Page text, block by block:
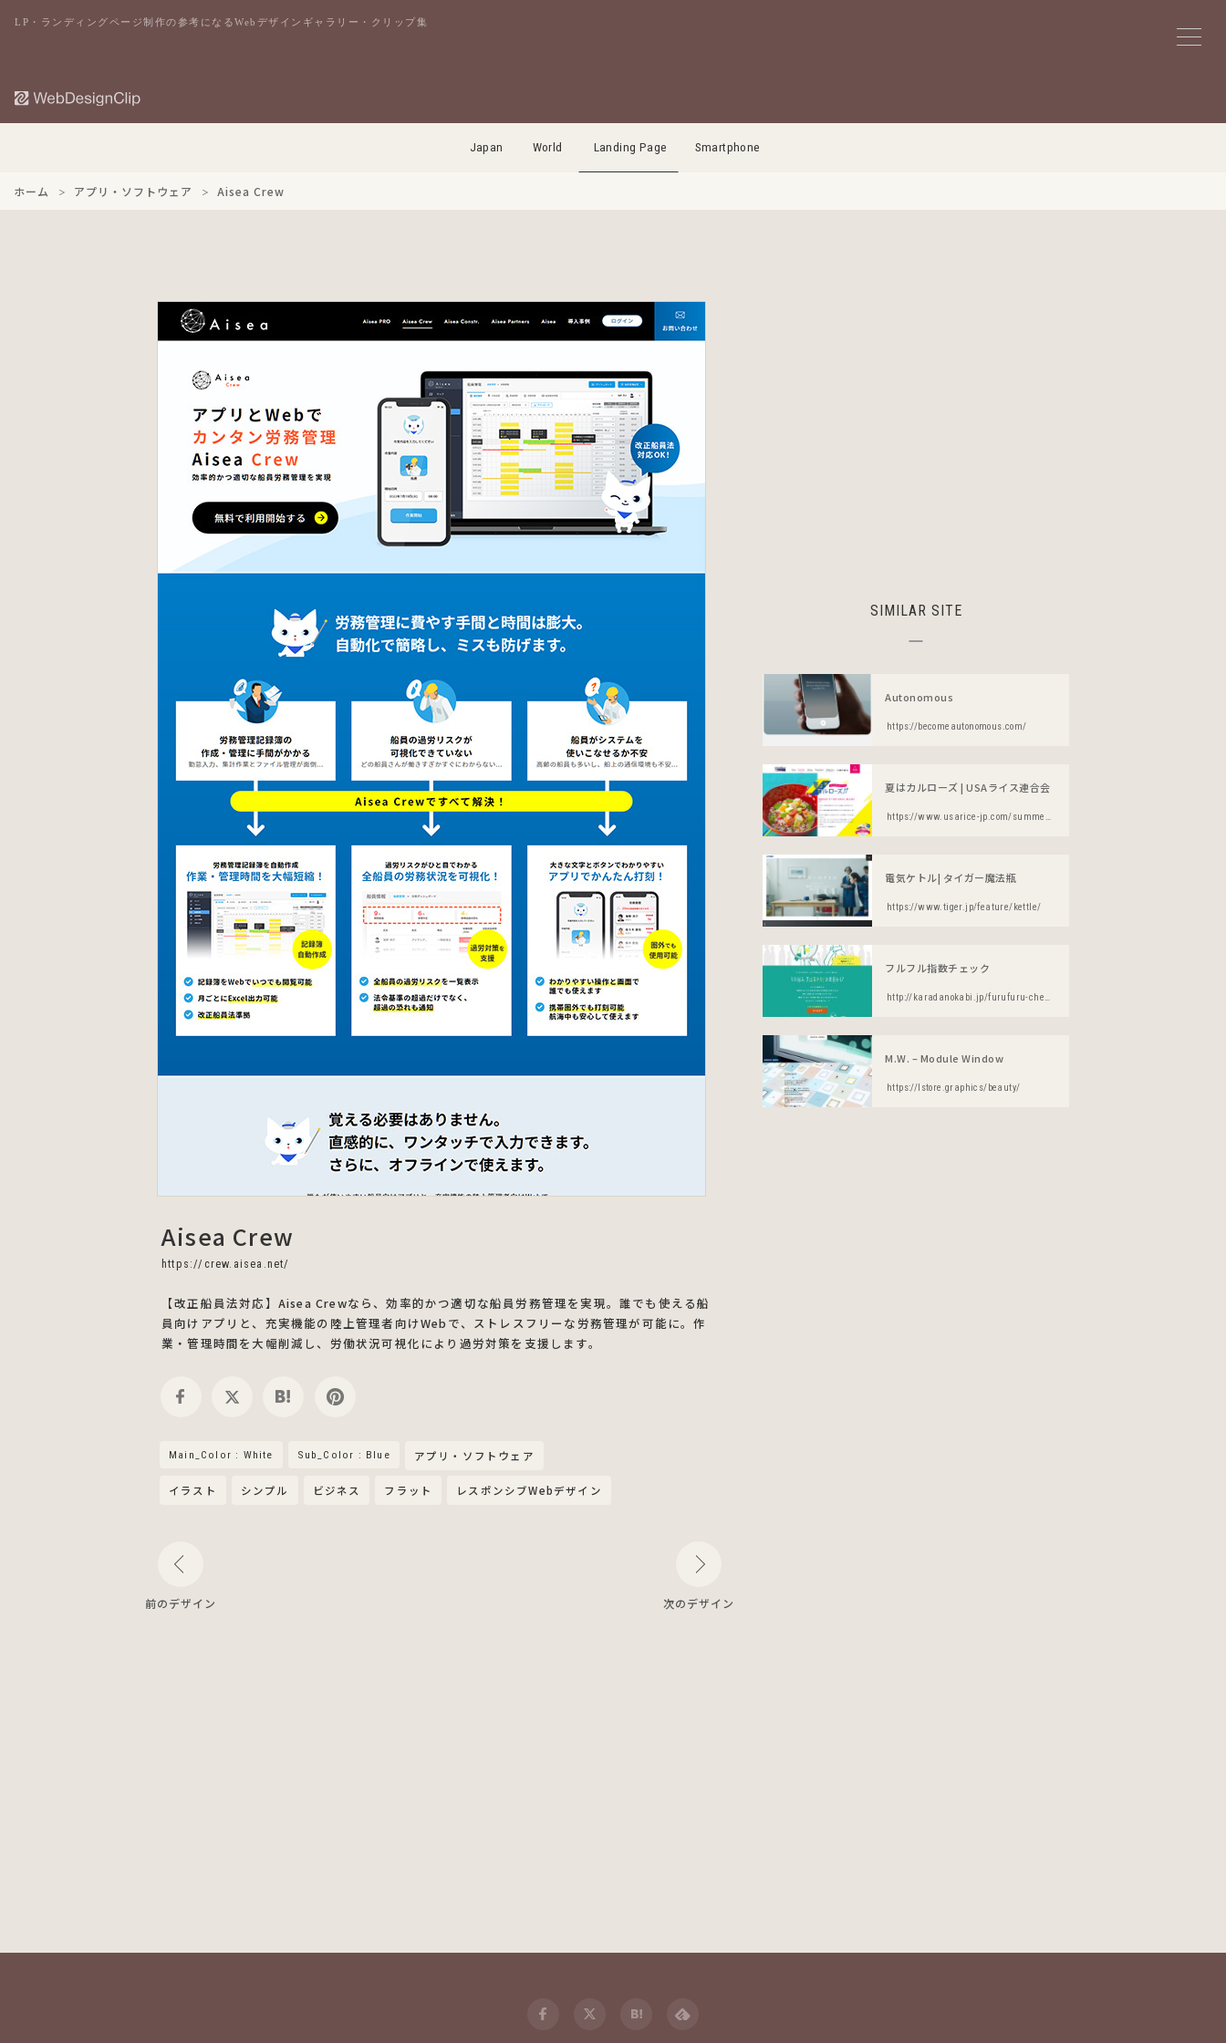
LP・ランディングページ制作の参考になるWebデザインギャラリー・クリップ集
Japan World Landing Page Smartphone
ホーム アプリ・ソフトウェア Aisea Crew
Aisea Crew
https://crew.aisea.net/
【改正船員法対応】Aisea Crewなら、効率的かつ適切な船員労務管理を実現。誰でも使える船
員向けアプリと、充実機能の陸上管理者向けWebで、ストレスフリーな労務管理が可能に。作
業・管理時間を大幅削減し、労働状況可視化により過労対策を支援します。
Main_Color : White Sub_Color : Blue アプリ・ソフトウェア
イラスト シンプル ビジネス フラット レスポンシブWebデザイン
SIMILAR SITE
Autonomous
https://becomeautonomous.com/
夏はカルローズ | USAライス連合会
https://www.usarice-jp.com/summer/
電気ケトル| タイガー魔法瓶
https://www.tiger.jp/feature/kettle/
フルフル指数チェック
http://karadanokabi.jp/furufuru-check/
M.W. – Module Window
https://lstore.graphics/beauty/